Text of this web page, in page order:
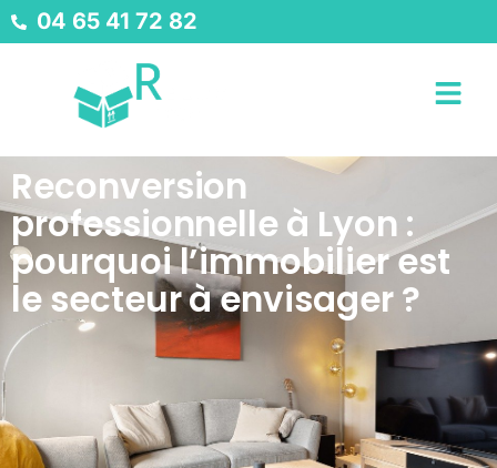
04 65 41 72 82
Reconversion
professionnelle à Lyon :
pourquoi l’immobilier est
le secteur à envisager ?